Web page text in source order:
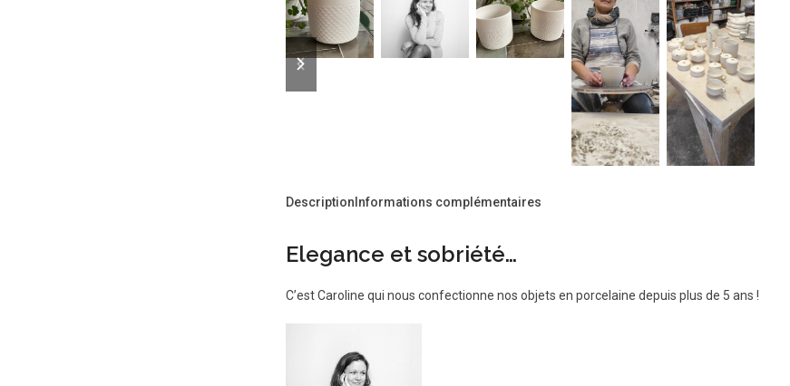
previous
slide
next
slide
Description Informations complémentaires
Elegance et sobriété…
C’est Caroline qui nous confectionne nos objets en porcelaine depuis plus de 5 ans !